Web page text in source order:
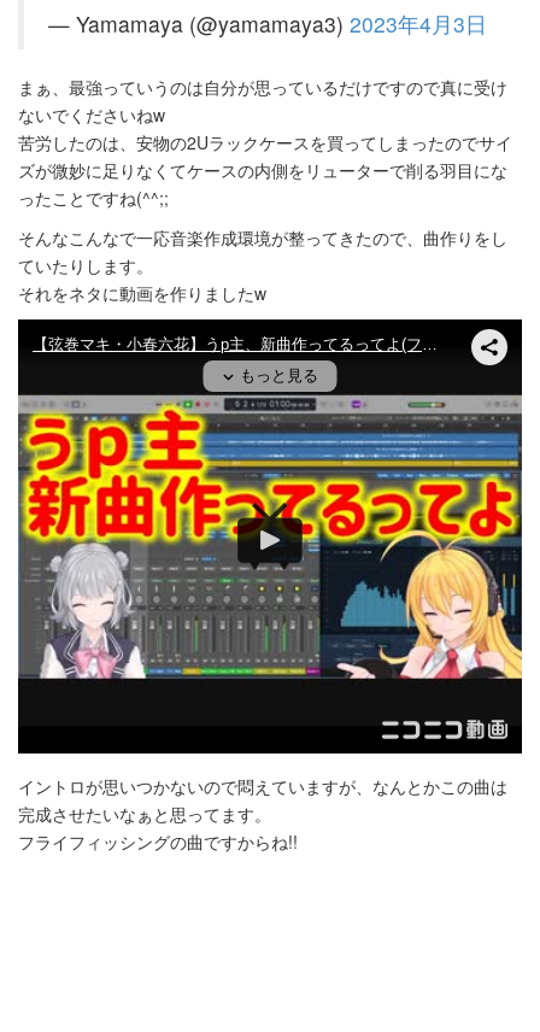
— Yamamaya (@yamamaya3) 2023年4月3日
まぁ、最強っていうのは自分が思っているだけですので真に受け
ないでくださいねw
苦労したのは、安物の2Uラックケースを買ってしまったのでサイ
ズが微妙に足りなくてケースの内側をリューターで削る羽目にな
ったことですね(^^;;
そんなこんなで一応音楽作成環境が整ってきたので、曲作りをし
ていたりします。
それをネタに動画を作りましたw
イントロが思いつかないので悶えていますが、なんとかこの曲は
完成させたいなぁと思ってます。
フライフィッシングの曲ですからね!!